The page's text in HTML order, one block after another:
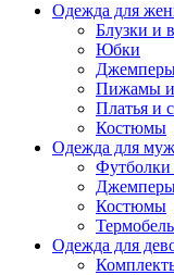
Одежда для
Блузки и
Юбки
Пижамы и
Платья и
Костюмы
Одежда для
Футболки
Костюмы
Одежда для